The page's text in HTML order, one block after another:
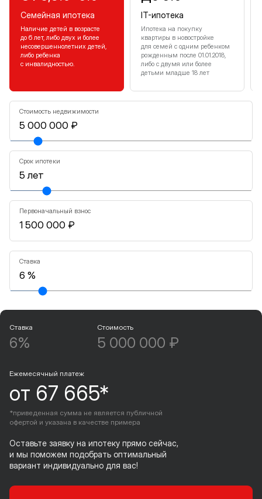
Семейная ипотека
Наличие детей в возрасте
до 6 лет, либо двух и более
несовершеннолетних детей,
либо ребенка
с инвалидностью.
IT-ипотека
Ипотека на покупку
квартиры в новостройке
для семей с одним ребенком
рожденным после 01.01.2018,
либо с двумя или более
детьми младше 18 лет
Стоимость недвижимости
Срок ипотеки
Первоначальный взнос
Ставка
Ставка
6%
Стоимость
5 000 000 ₽
Ежемесячный платеж
от 67 665*
*приведенная сумма не является публичной
офертой и указана в качестве примера
Оставьте заявку на ипотеку прямо сейчас,
и мы поможем подобрать оптимальный
вариант индивидуально для вас!